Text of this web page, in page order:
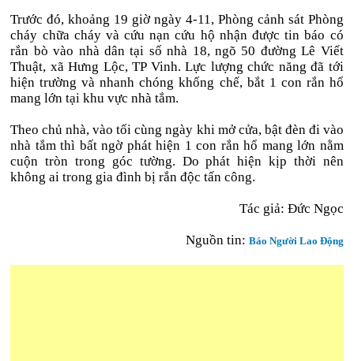
Trước đó, khoảng 19 giờ ngày 4-11, Phòng cảnh sát Phòng
cháy chữa cháy và cứu nạn cứu hộ nhận được tin báo có
rắn bò vào nhà dân tại số nhà 18, ngõ 50 đường Lê Viết
Thuật, xã Hưng Lộc, TP Vinh. Lực lượng chức năng đã tới
hiện trường và nhanh chóng khống chế, bắt 1 con rắn hổ
mang lớn tại khu vực nhà tắm.
Theo chủ nhà, vào tối cùng ngày khi mở cửa, bật đèn đi vào
nhà tắm thì bất ngờ phát hiện 1 con rắn hổ mang lớn nằm
cuộn tròn trong góc tường. Do phát hiện kịp thời nên
không ai trong gia đình bị rắn độc tấn công.
Tác giả: Đức Ngọc
Nguồn tin: Báo Người Lao Động